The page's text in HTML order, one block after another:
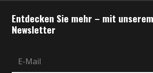
Entdecken Sie mehr – mit
Newsletter